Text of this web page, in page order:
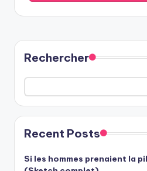
Rechercher
Recent Posts
Si les hommes prenaient la